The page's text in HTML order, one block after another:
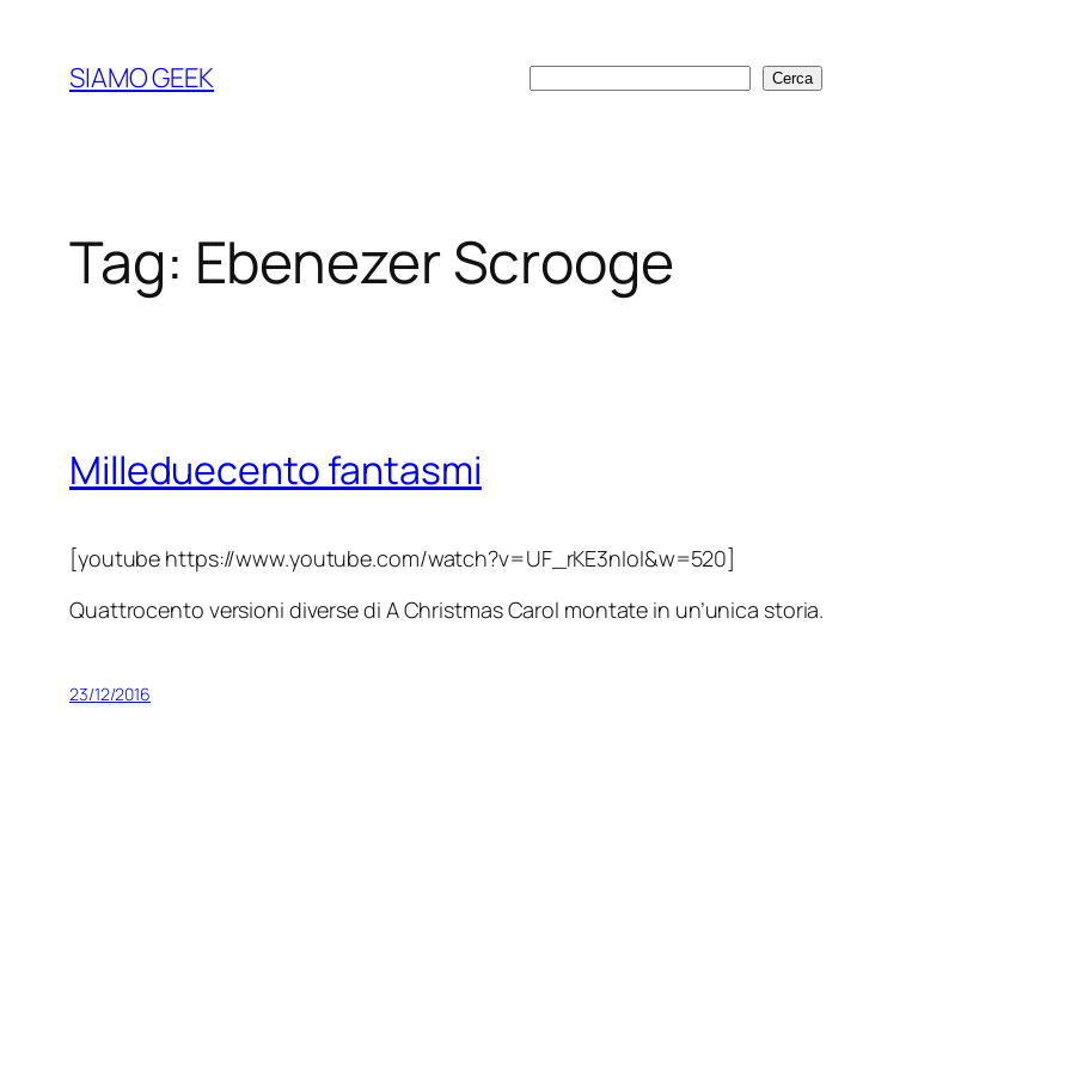
contenuto
SIAMO GEEK Cerca Cerca
Tag: Ebenezer Scrooge
Milleduecento fantasmi
[youtube https://www.youtube.com/watch?v=UF_rKE3nIoI&w=520]
Quattrocento versioni diverse di A Christmas Carol montate in un’unica storia.
23/12/2016